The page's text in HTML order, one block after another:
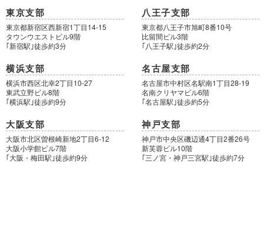
東京支部
東京都新宿区西新宿1丁目14-15
タウンウエストビル9階
｢新宿駅｣徒歩約3分
八王子支部
東京都八王子市旭町8番10号
比留間ビル3階
｢八王子駅｣徒歩約2分
横浜支部
横浜市西区北幸2丁目10-27
東武立野ビル8階
｢横浜駅｣徒歩約9分
名古屋支部
名古屋市中村区名駅南1丁目28-19
名南クリヤマビル6階
｢名古屋駅｣徒歩約5分
大阪支部
大阪市北区曽根崎新地2丁目6-12
大阪小学館ビル7階
｢大阪・梅田駅｣徒歩約9分
神戸支部
神戸市中央区磯辺通4丁目2番26号
新芙蓉ビル10階
｢三ノ宮・神戸三宮駅｣徒歩約7分